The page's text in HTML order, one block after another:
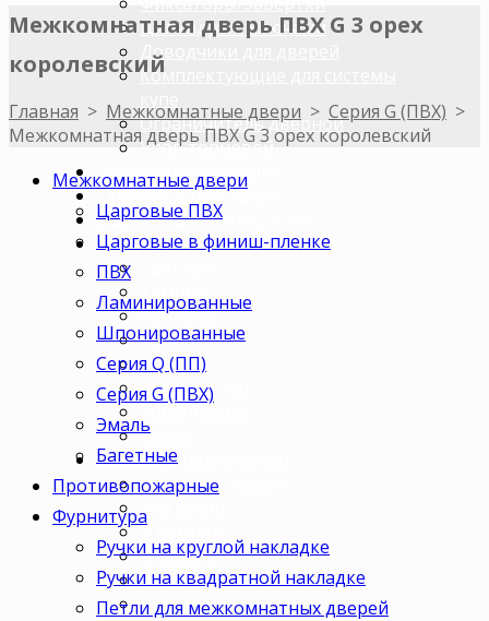
Цилиндры с ключами
Доводчики для дверей
Комплектующие для системы
Ограничитель дверной
Упор торцевой
Погонажные изделия
Строительные двери
ДВЕРИ ПО ПАРАМЕТРАМ
Двери по цветам
Бежевые
Венге
Орех
Беленый дуб
Коричневые
Серые
Двери по назначению
В ванную/туалет
Для кухни
В комнату
В кабинет
В детскую
В спальню
Межкомнатная дверь ПВХ G 3 орех
королевский
Главная > Межкомнатные двери > Серия G (ПВХ) >
Межкомнатная дверь ПВХ G 3 орех королевский
Межкомнатные двери
Царговые ПВХ
Царговые в финиш-пленке
ПВХ
Ламинированные
Шпонированные
Серия Q (ПП)
Серия G (ПВХ)
Эмаль
Багетные
Противопожарные
Фурнитура
Ручки на круглой накладке
Ручки на квадратной накладке
Петли для межкомнатных дверей